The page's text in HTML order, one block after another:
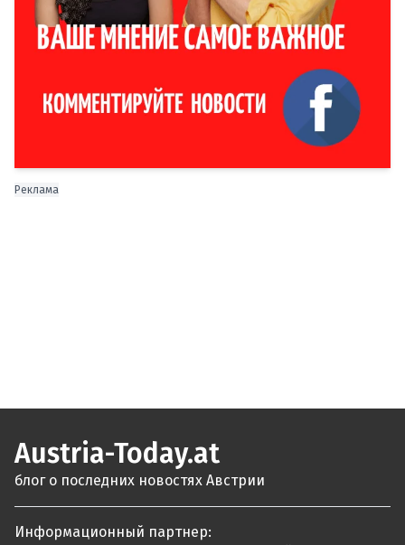
Реклама
Austria-Today.at
блог о последних новостях Австрии
Информационный партнер: